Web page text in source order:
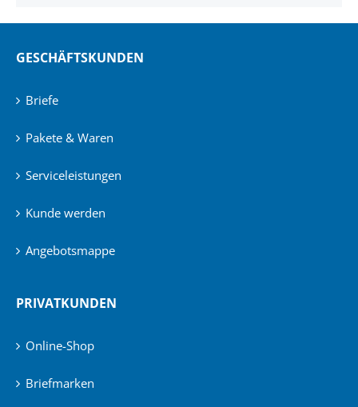
GESCHÄFTSKUNDEN
Briefe
Pakete & Waren
Serviceleistungen
Kunde werden
Angebotsmappe
PRIVATKUNDEN
Online-Shop
Briefmarken